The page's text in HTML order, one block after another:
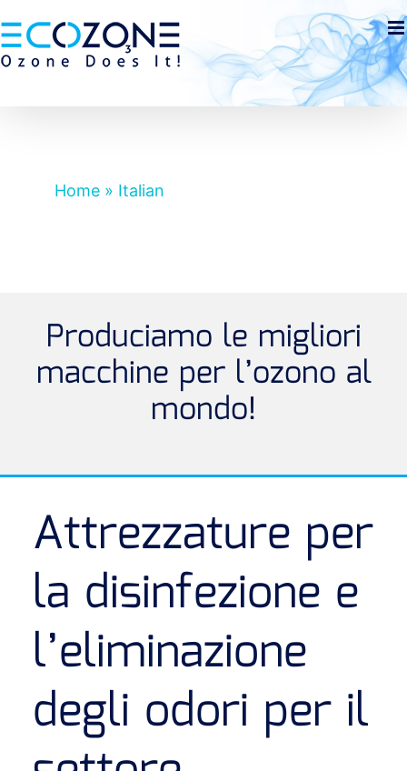
Open toolbar
to
content
Home » Italian
Produciamo le migliori
macchine per l’ozono al
mondo!
Attrezzature per
la disinfezione e
l’eliminazione
degli odori per il